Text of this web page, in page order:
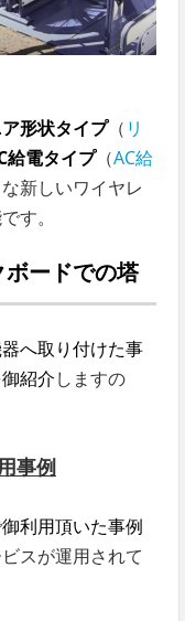
ア形状タイプ（ リ
給電タイプ（AC給
新しいワイヤレ
です。
ードでの塔
へ取り付けた事
紹介しますの
事例
利用頂いた事例
スが運用されて